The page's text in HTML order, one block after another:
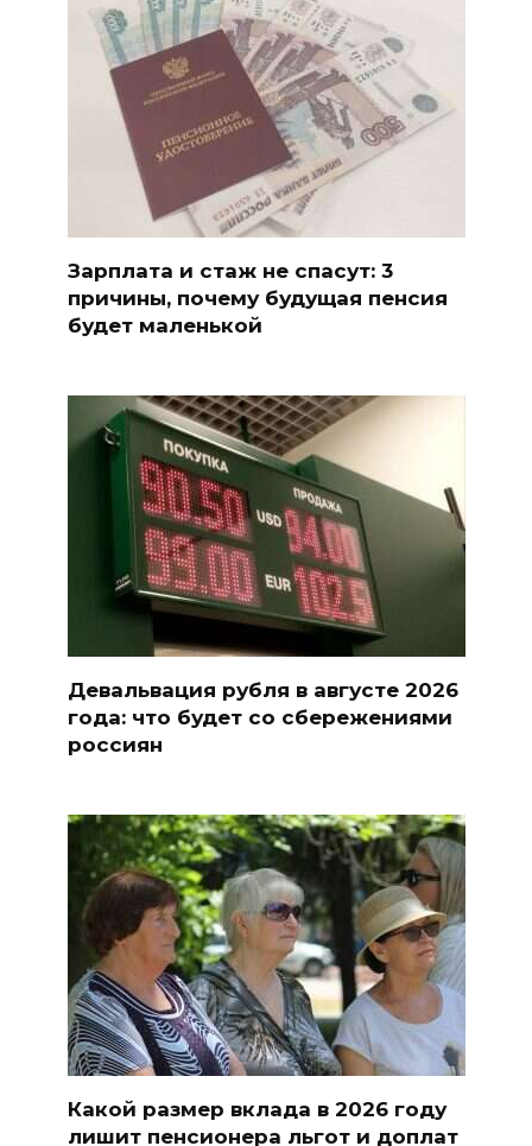
Зарплата и стаж не спасут: 3
причины, почему будущая пенсия
будет маленькой
Девальвация рубля в августе 2026
года: что будет со сбережениями
россиян
Какой размер вклада в 2026 году
лишит пенсионера льгот и доплат